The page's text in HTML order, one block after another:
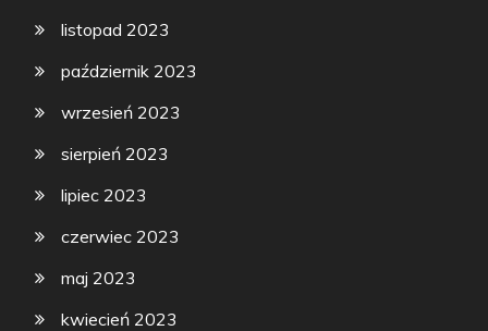
listopad 2023
październik 2023
wrzesień 2023
sierpień 2023
lipiec 2023
czerwiec 2023
maj 2023
kwiecień 2023